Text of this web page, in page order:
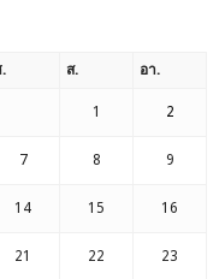
ส. อา.
1 2
7 8 9
14 15 16
21 22 23